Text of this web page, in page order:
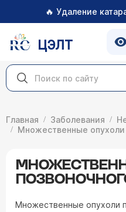
🔥 Удаление
ЦЭЛТ
Главная Заболевания
Множественные опухоли
Множественные опухоли